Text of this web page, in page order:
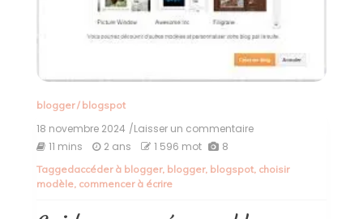
blogger/ blogspot
18 novembre 2024 /Laisser un commentaireon
créer
11 mins 2 ans 1 596 mot 8
Taggedaccéder à blogger, blogger, blogspot, choisir
modèle, commencer à écrire